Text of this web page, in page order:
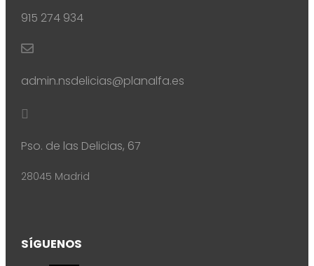
915 274 934

admin.nsdelicias@planalfa.es

Pso. de las Delicias, 67
28045 Madrid
SÍGUENOS